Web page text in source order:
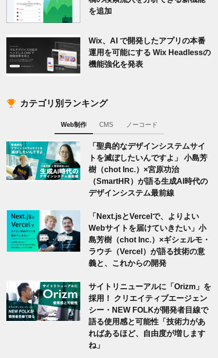
を追加
Wix、AI で開発したアプリの本番
運用を可能にする Wix Headlessの
機能強化を発表
カテゴリ別ランキング
Web制作 CMS ノーコード
「聖典的なデザインシステムサイ
トを滅ぼしたいんですよ」 小島芳
樹（chot Inc.）×宮原功治
（SmartHR）が語る生成AI時代の
デザインシステム最前線
「Next.jsとVercelで、よりよい
Webサイトを届けていきたい」小
島芳樹（chot Inc.）×ギシェルモ・
ラウチ（Vercel）が語る技術の意
義と、これからの開発
サイトリニューアルに「Orizm」を
採用！ クリエイティブエージェン
シー・NEW FOLKが開発者目線で
語る使用感と可能性「技術力があ
ればあるほど、自由度が増します
ね」